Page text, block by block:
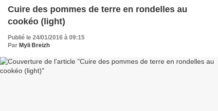
Cuire des pommes de terre en rondelles au
cookéo (light)
Publié le 24/01/2016 à 09:15
Par Myli Breizh